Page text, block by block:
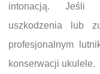
intonacją. Jeśli
uszkodzenia lub
profesjonalnym
konserwacji ukulele.